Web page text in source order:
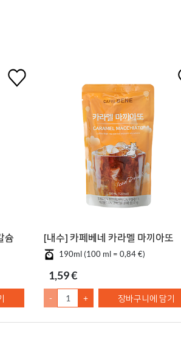
슘 [내수] 카페베네 카라멜 마끼아또
190ml (100 ml = 0,84 €)
1,59 €
- + 장바구니에 담기